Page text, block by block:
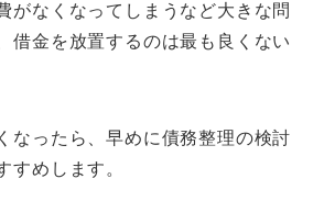
がなくなってしまうなど大きな問
借金を放置するのは最も良くない
なったら、早めに債務整理の検討
すめします。